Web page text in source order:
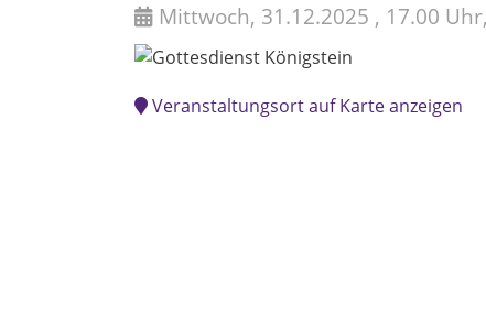
Mittwoch, 31.12.2025 , 17.00
Veranstaltungsort auf Karte anzeigen